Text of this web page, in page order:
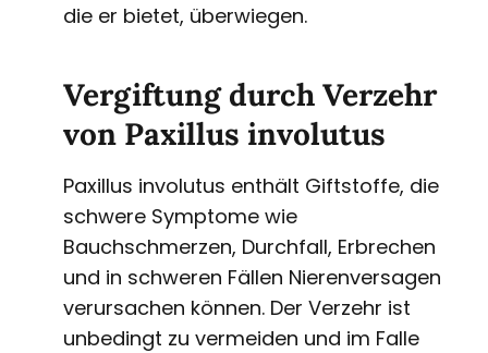
die er bietet, überwiegen.
Vergiftung durch Verzehr
von Paxillus involutus
Paxillus involutus enthält Giftstoffe, die
schwere Symptome wie
Bauchschmerzen, Durchfall, Erbrechen
und in schweren Fällen Nierenversagen
verursachen können. Der Verzehr ist
unbedingt zu vermeiden und im Falle